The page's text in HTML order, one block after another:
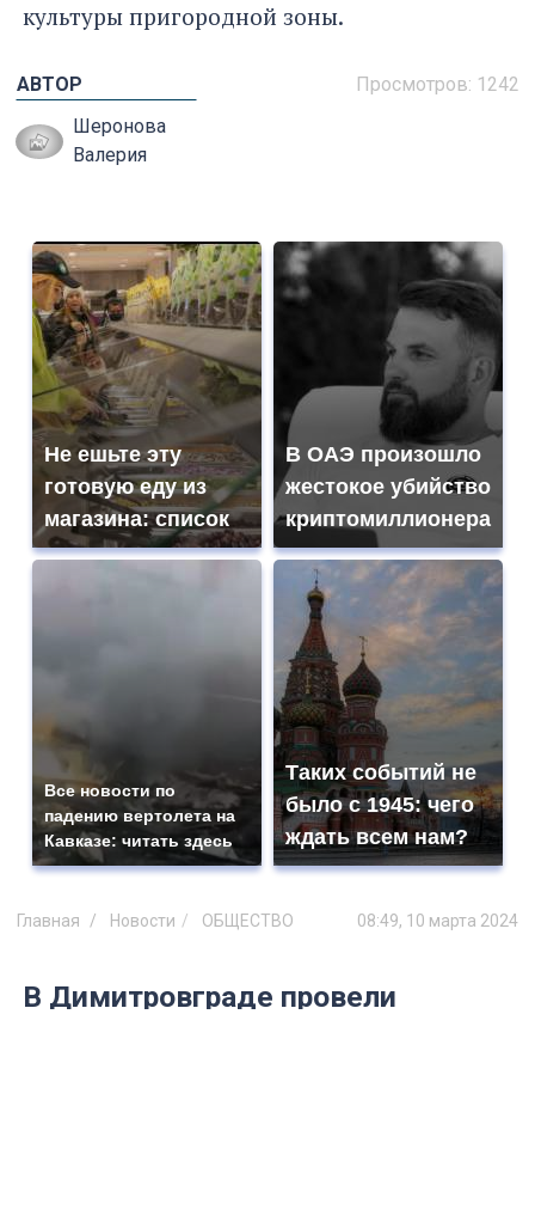
культуры пригородной зоны.
Просмотров: 1242
АВТОР
Шеронова
Валерия
Не ешьте эту
готовую еду из
магазина: список
В ОАЭ произошло
жестокое убийство
криптомиллионера
Все новости по
падению вертолета на
Кавказе: читать здесь
Таких событий не
было с 1945: чего
ждать всем нам?
Главная Новости ОБЩЕСТВО 08:49, 10 марта 2024
В Димитровграде провели